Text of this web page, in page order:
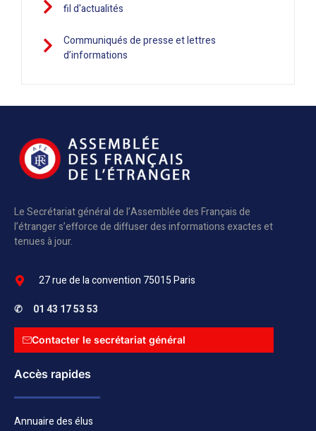
fil d'actualités
Communiqués de presse et lettres
d’informations
Le Secrétariat général de l’Assemblée des Français de
l’étranger s’efforce de diffuser des informations exactes et
tenues à jour.
27 rue de la convention 75015 Paris
✆ 01 43 17 53 53
Contacter le secrétariat général
Accès rapides
Annuaire des élus